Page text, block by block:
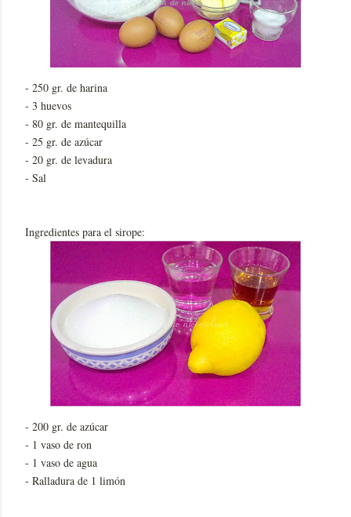
- 250 gr. de harina
- 3 huevos
- 80 gr. de mantequilla
- 25 gr. de azúcar
- 20 gr. de levadura
- Sal
Ingredientes para el sirope:
- 200 gr. de azúcar
- 1 vaso de ron
- 1 vaso de agua
- Ralladura de 1 limón